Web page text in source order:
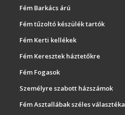
Fém Barkács árú
Fém tűzoltó készülék tartók
Fém Kerti kellékek
Fém Keresztek háztetőkre
Fém Fogasok
Személyre szabott házszámok
Fém Asztallábak széles választéka